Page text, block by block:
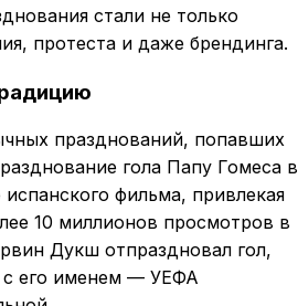
стали не только
протеста и даже брендинга.
празднований, попавших
гола Папу Гомеса в
фильма, привлекая
10 миллионов просмотров в
Дукш отпраздновал гол,
с его именем — УЕФА